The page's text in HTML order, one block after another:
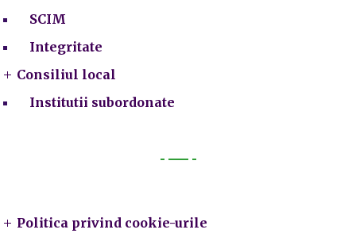
SCIM
Integritate
Consiliul local
Institutii subordonate
Politica privind cookie-urile